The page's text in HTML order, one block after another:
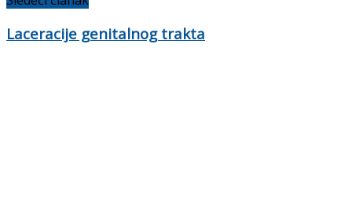
Laceracije genitalnog trakta